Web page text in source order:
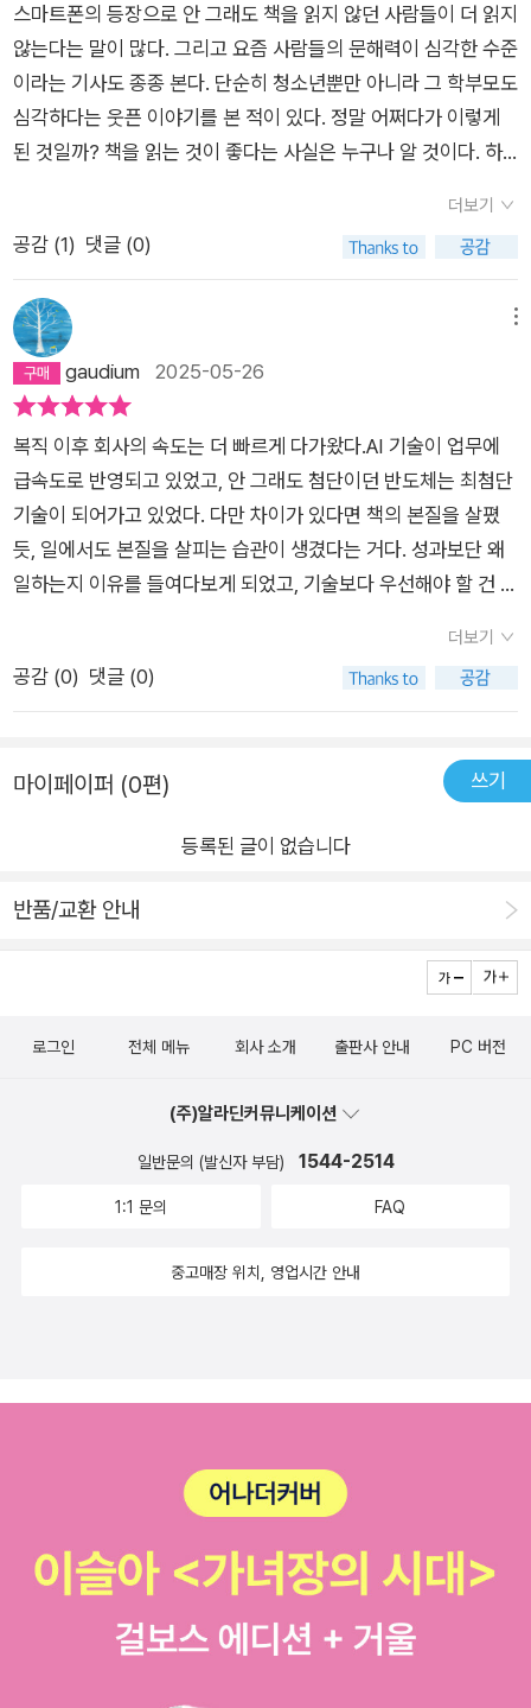
스마트폰의 등장으로 안 그래도 책을 읽지 않던 사람들이 더 읽지
않는다는 말이 많다. 그리고 요즘 사람들의 문해력이 심각한 수준
이라는 기사도 종종 본다. 단순히 청소년뿐만 아니라 그 학부모도
심각하다는 웃픈 이야기를 본 적이 있다. 정말 어쩌다가 이렇게
된 것일까? 책을 읽는 것이 좋다는 사실은 누구나 알 것이다. 하
을 좋아한다. 아니 사랑한다. 서점이나 도서관도 꽤 많이 가는 편
이다. 그래서 그런지 서점에 사람이 없다는 말이 실감나지는 않는
람들이 늘 있기 때문이다. 점점 매니아층으로 책 읽는 사람이 한
정되는 것 같기도 하고... 뭐, 하여튼 그렇다. 그런데 오늘 소개할
이 책은 매니아층만 아니라 다양한 사람들에게 책과 도서관, 서점
정말 여행을 많이 간다. 중국 사람이 전세계 곳곳에 있다고 하지
만 인구 대비 정말 여행을 많이 가고 세계 곳곳에 있는 사람은 한
국인인 것 같다. 그런데 이 책의 저자처럼 책을 주요 테마로 하여
도서관과 서점을 여행하는 사람은 보거나 들은 적이 없다. 그래서
서점에서 이 책을 처음 발견했을 때 확 눈에 띄었던 것 같다.우선
이 책의 장점은 사진이 많다는 것이다. 저자가 직접 다니며 찍은
유럽 곳곳의 도서관과 서점의 사진들이 있다. 그 사진들이 정말
들이 잘 나타나 있어서 생동감 있으면서도 재미있다. 유럽 사람들
이 책을 정말 사랑한다는 사실이 특히 인상적이었다. 그리고 생각
할 거리를 한 번씩 던져 주는 것이 인상적이다. 또 이 책은 저자가
던 것 같다. 자녀 교육에 대한 생각 등이 공감이 갔다. 이 책을 읽
이 들었다. 이분들이 갔던 곳을 따라가 보고 싶기도 하고 내가 새
서관이나 서점을 가는 국내 여행을 해 보는 것도 좋을 것 같다. 이
더보기
공감 (1) 댓글 (0)
gaudium 2025-05-26
복직 이후 회사의 속도는 더 빠르게 다가왔다.AI 기술이 업무에
급속도로 반영되고 있었고, 안 그래도 첨단이던 반도체는 최첨단
기술이 되어가고 있었다. 다만 차이가 있다면 책의 본질을 살폈
듯, 일에서도 본질을 살피는 습관이 생겼다는 거다. 성과보단 왜
일하는지 이유를 들여다보게 되었고, 기술보다 우선해야 할 건 사
덜 난해하고, 왜 고마운지 알고 바라보는 사람들은 더 다정할 수
밖에 없다. 책처럼 기술에도 그 본질엔 사람을 위한 선의가 들어
있다고 생각하니 이전과 같은 일을 하면서도 모든 게 수월해졌다.
-알라딘 eBook <유럽의 다정한 책장들> (모모 파밀리아 외 지
음) 중에서기록된 공간은 책이다. 공간이 기록된다는 건 그 안에
간은 이야기꾼이 되어 사람들에게 읽히기 시작한다. 그 이야기를
고전을 읽듯 역사 유적지에 가고, 신작 수필을 읽듯 근교 관광지
로 나들이를 떠나기도 한다. 책장을 펼치듯 공간에 발을 들이고,
본문을 읽듯 공간을 누비며, 문장을 탐닉하듯 공간 하나하나를 훑
았다. 기록된 공간은 책 중에서도 몰입하여 읽게 되는 다분히 남
다정한 책장들> (모모 파밀리아 외 지음) 중에서
더보기
공감 (0) 댓글 (0)
마이페이퍼 (0편) 쓰기
등록된 글이 없습니다
반품/교환 안내
로그인 전체 메뉴 회사 소개 출판사 안내 PC 버전
(주)알라딘커뮤니케이션
일반문의 (발신자 부담) 1544-2514
1:1 문의 FAQ
중고매장 위치, 영업시간 안내